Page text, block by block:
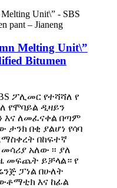
Melting Unit\”
Bitumen
ፖሊመር የተሻሻለ የ
የሞባይል ዲዛይን
እና ለመፈናቀል በጣም
በቂ ያልሆነ የሳባ
በከፍተኛ
አለው ፡፡ ያለ
መፍጨት ይቻላል። የ
ፓነል በሁለት
እና ከፊል